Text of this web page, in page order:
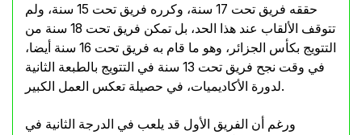
حققه فريق تحت 17 سنة، وكرره فريق تحت 15 سنة، ولم
تتوقف الألقاب عند هذا الحد، بل تمكن فريق تحت 18 سنة من
التتويج بكأس الجزائر، وهو ما قام به فريق تحت 16 سنة أيضا،
في وقت نجح فريق تحت 13 سنة في التتويج بالطبعة الثانية
لدورة الأكاديميات، في حصيلة تعكس العمل الكبير.
ورغم أن الفريق الأول قد يلعب في الدرجة الثانية في